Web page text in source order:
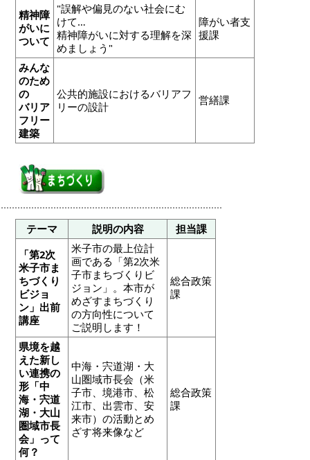
精神障
がいに
ついて
"誤解や偏見のない社会にむ
けて…
精神障がいに対する理解を深
めましょう"
障がい者支
援課
みんな
のため
の
バリア
フリー
建築
公共的施設におけるバリアフ
リーの設計
営繕課
テーマ 説明の内容
担当課
「第2次
米子市ま
ちづくり
ビジョ
ン」出前
講座
米子市の最上位計
画である「第2次米
子市まちづくりビ
ジョン」。本市が
めざすまちづくり
の方向性について
ご説明します！
総合政策
課
県境を越
えた新し
い連携の
形「中
海・宍道
湖・大山
圏域市長
会」って
何？
中海・宍道湖・大
山圏域市長会（米
子市、境港市、松
江市、出雲市、安
来市）の活動とめ
ざす将来像など
総合政策
課